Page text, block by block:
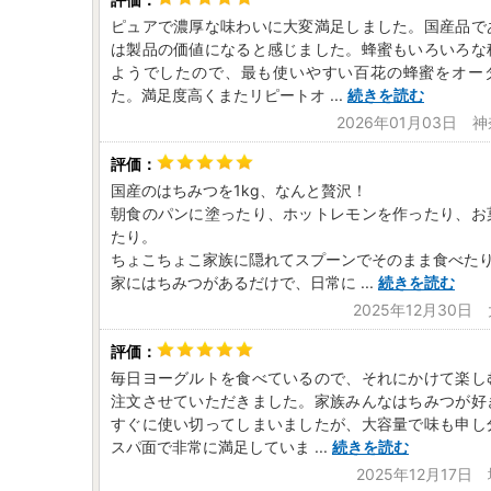
ピュアで濃厚な味わいに大変満足しました。国産品
は製品の価値になると感じました。蜂蜜もいろいろな
ようでしたので、最も使いやすい百花の蜂蜜をオー
た。満足度高くまたリピートオ ... 続きを読む
2026年01月03日 神
国産のはちみつを1kg、なんと贅沢！
朝食のパンに塗ったり、ホットレモンを作ったり、お
たり。
ちょこちょこ家族に隠れてスプーンでそのまま食べた
家にはちみつがあるだけで、日常に ... 続きを読む
2025年12月30日
毎日ヨーグルトを食べているので、それにかけて楽し
注文させていただきました。家族みんなはちみつが好
すぐに使い切ってしまいましたが、大容量で味も申し
スパ面で非常に満足していま ... 続きを読む
2025年12月17日